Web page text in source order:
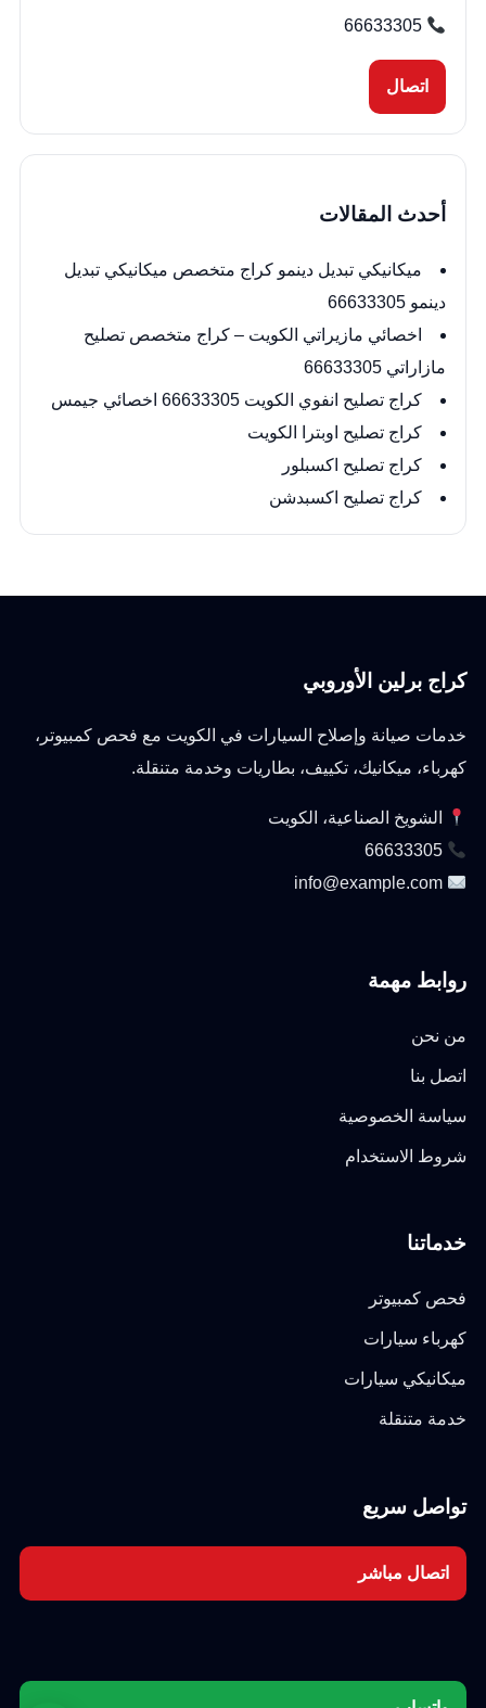
66633305
اتصال
أحدث المقالات
ميكانيكي تبديل دينمو كراج متخصص ميكانيكي تبديل
دينمو 66633305
اخصائي مازيراتي الكويت – كراج متخصص تصليح
مازاراتي 66633305
كراج تصليح انفوي الكويت 66633305 اخصائي جيمس
كراج تصليح اوبترا الكويت
كراج تصليح اكسبلور
كراج تصليح اكسبدشن
كراج برلين الأوروبي
خدمات صيانة وإصلاح السيارات في الكويت مع فحص كمبيوتر،
كهرباء، ميكانيك، تكييف، بطاريات وخدمة متنقلة.
الشويخ الصناعية، الكويت
66633305
info@example.com
روابط مهمة
من نحن
اتصل بنا
سياسة الخصوصية
شروط الاستخدام
خدماتنا
فحص كمبيوتر
كهرباء سيارات
ميكانيكي سيارات
خدمة متنقلة
تواصل سريع
اتصال مباشر